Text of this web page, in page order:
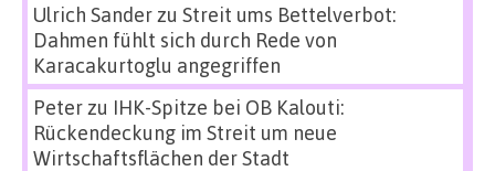
Ulrich Sanderzu Streit ums Bettelverbot:
Dahmen fühlt sich durch Rede von
Karacakurtoglu angegriffen
Peterzu IHK-Spitze bei OB Kalouti:
Rückendeckung im Streit um neue
Wirtschaftsflächen der Stadt